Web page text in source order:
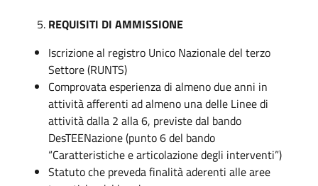
REQUISITI DI AMMISSIONE
Iscrizione al registro Unico Nazionale del terzo
Settore (RUNTS)
Comprovata esperienza di almeno due anni in
attività afferenti ad almeno una delle Linee di
attività dalla 2 alla 6, previste dal bando
DesTEENazione (punto 6 del bando
“Caratteristiche e articolazione degli interventi”)
Statuto che preveda finalità aderenti alle aree